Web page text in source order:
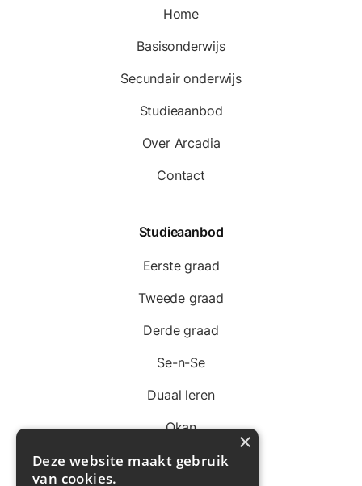
Home
Basisonderwijs
Secundair onderwijs
Studieaanbod
Over Arcadia
Contact
Studieaanbod
Eerste graad
Tweede graad
Derde graad
Se-n-Se
Duaal leren
Okan
×
Deze website maakt gebruik
van cookies.